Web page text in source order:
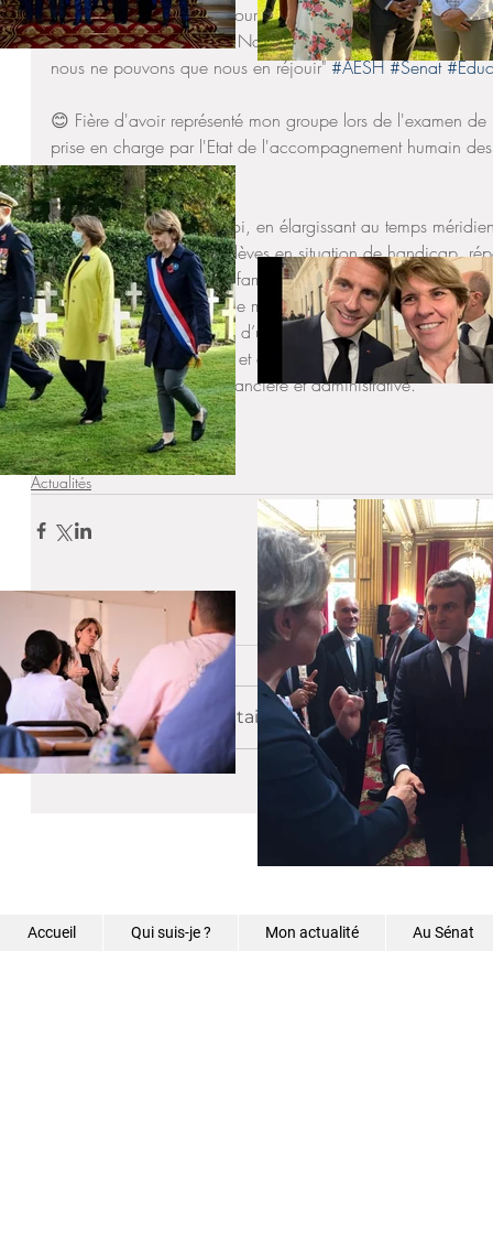
#DirectSenat "En votant pour cette PPL nous nous dotons
l’inclusion de nos élèves. Nous faisons un pas de plus
nous ne pouvons que nous en réjouir" #AESH #Senat
😊 Fière d'avoir représenté mon groupe lors de l'examen
prise en charge par l'Etat de l'accompagnement humain
sur le temps méridien.
👏 Cette proposition de loi, en élargissant au temps
l’accompagnement des élèves en situation de handicap,
nationale vis-à-vis de ces familles au nom de l’intérêt de
de sa prise en charge. Elle met fin à des inégalités de
handicapés ayant besoin d’une aide sur le temps méridien,
scolaire qu’ils fréquentent et des capacités de celui-ci ou
supporter cette charge financière et administrative.
Commission permanente
Vidéo
Actualités
Commentaires
Rédigez un commentaire...
Accueil Qui suis-je ? Mon actualité Au Sénat